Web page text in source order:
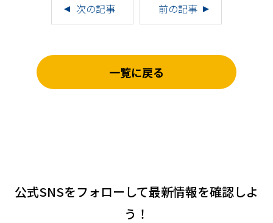
次の記事 前の記事
一覧に戻る
公式SNSをフォローして最新情報を確認しよ
う！